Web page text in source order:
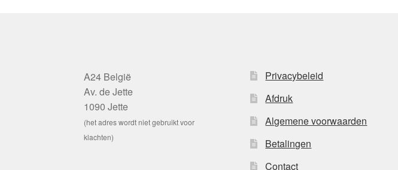
A24 België
Av. de Jette
1090 Jette
(het adres wordt niet gebruikt voor
klachten)
Privacybeleid
Afdruk
Algemene voorwaarden
Betalingen
Contact